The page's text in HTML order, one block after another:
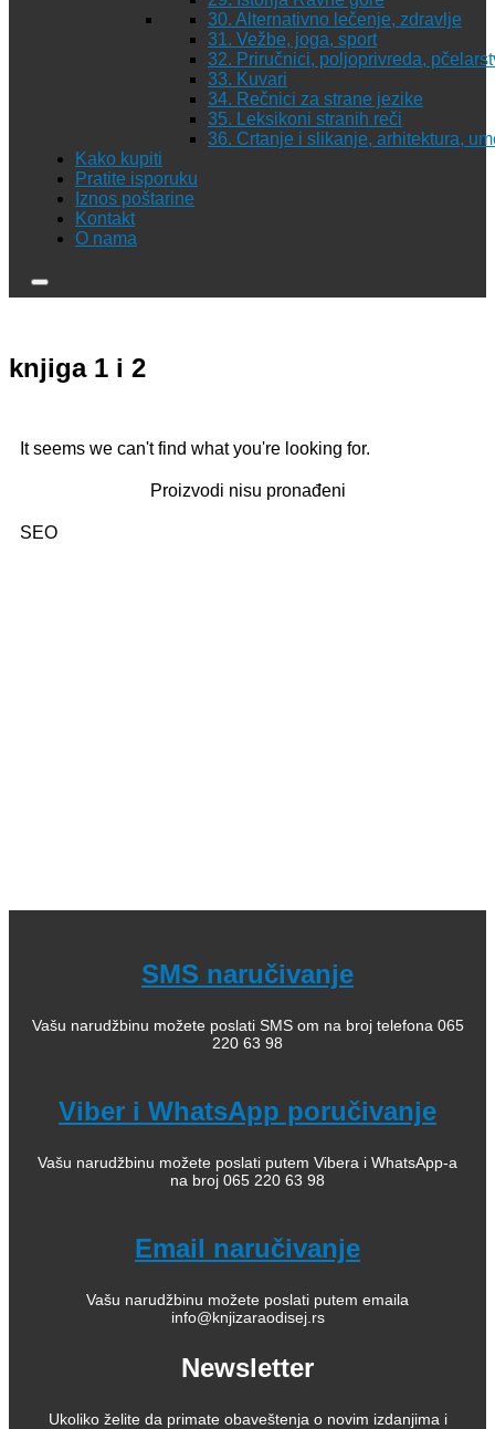
30. Alternativno lečenje, zdravlje
31. Vežbe, joga, sport
32. Priručnici, poljoprivreda,
33. Kuvari
34. Rečnici za strane jezike
35. Leksikoni stranih reči
36. Crtanje i slikanje, arhitektura,
Kako kupiti
Pratite isporuku
Iznos poštarine
Kontakt
O nama
knjiga 1 i 2
It seems we can't find what you're looking for.
Proizvodi nisu pronađeni
SEO
SMS naručivanje
Vašu narudžbinu možete poslati SMS om na broj telefona 065
220 63 98
Viber i WhatsApp poručivanje
Vašu narudžbinu možete poslati putem Vibera i WhatsApp-a
na broj 065 220 63 98
Email naručivanje
Vašu narudžbinu možete poslati putem emaila
info@knjizaraodisej.rs
Newsletter
Ukoliko želite da primate obaveštenja o novim izdanjima i